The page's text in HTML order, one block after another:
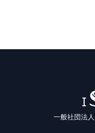
一般社団法